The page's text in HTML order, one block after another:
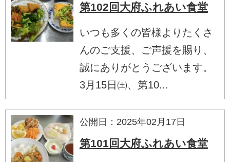
第102回大府ふれあい食堂
いつも多くの皆様よりたくさ
んのご支援、ご声援を賜り、
誠にありがとうございます。
3月15日㈯、第10...
公開日：2025年02月17日
第101回大府ふれあい食堂